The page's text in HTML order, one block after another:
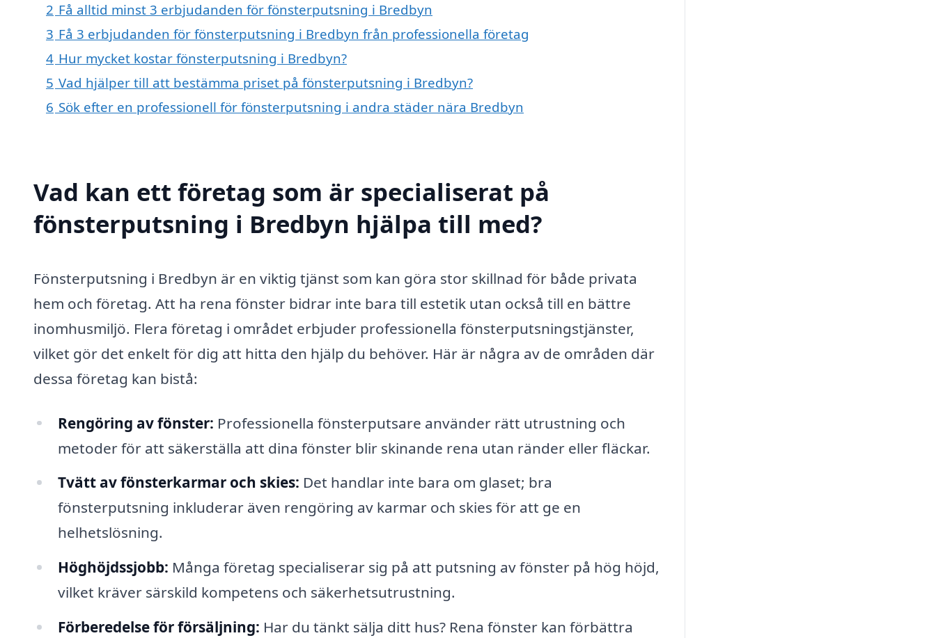
2 Få alltid minst 3 erbjudanden för fönsterputsning i Bredbyn
3 Få 3 erbjudanden för fönsterputsning i Bredbyn från professionella företag
4 Hur mycket kostar fönsterputsning i Bredbyn?
5 Vad hjälper till att bestämma priset på fönsterputsning i Bredbyn?
6 Sök efter en professionell för fönsterputsning i andra städer nära Bredbyn
Vad kan ett företag som är specialiserat på
fönsterputsning i Bredbyn hjälpa till med?
Fönsterputsning i Bredbyn är en viktig tjänst som kan göra stor skillnad för både privata
hem och företag. Att ha rena fönster bidrar inte bara till estetik utan också till en bättre
inomhusmiljö. Flera företag i området erbjuder professionella fönsterputsningstjänster,
vilket gör det enkelt för dig att hitta den hjälp du behöver. Här är några av de områden där
dessa företag kan bistå:
Rengöring av fönster: Professionella fönsterputsare använder rätt utrustning och
metoder för att säkerställa att dina fönster blir skinande rena utan ränder eller fläckar.
Tvätt av fönsterkarmar och skies: Det handlar inte bara om glaset; bra
fönsterputsning inkluderar även rengöring av karmar och skies för att ge en
helhetslösning.
Höghöjdssjobb: Många företag specialiserar sig på att putsning av fönster på hög höjd,
vilket kräver särskild kompetens och säkerhetsutrustning.
Förberedelse för försäljning: Har du tänkt sälja ditt hus? Rena fönster kan förbättra